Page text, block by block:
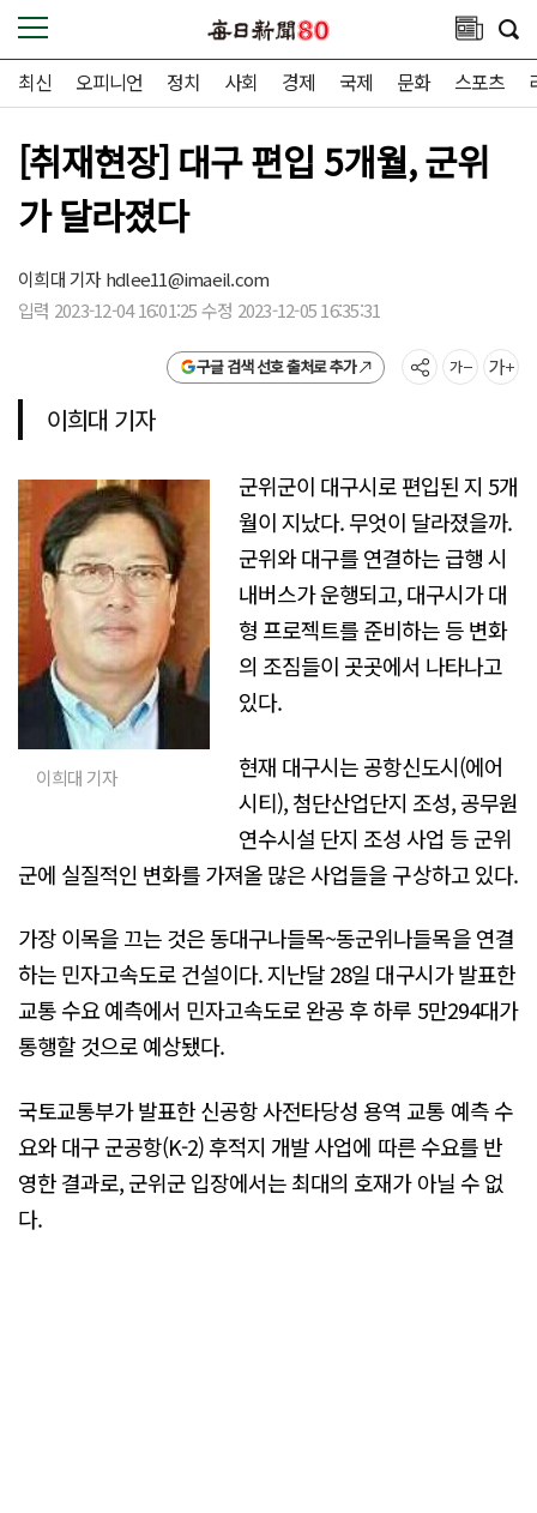
최신 오피니언 정치 사회 경제 국제 문화 스포츠
[취재현장] 대구 편입 5개월, 군위
가 달라졌다
이희대 기자hdlee11@imaeil.com
입력 2023-12-04 16:01:25 수정 2023-12-05 16:35:31
구글 검색 선호 출처로 추가
이희대 기자
이희대 기자
군위군이 대구시로 편입된 지 5개
월이 지났다. 무엇이 달라졌을까.
군위와 대구를 연결하는 급행 시
내버스가 운행되고, 대구시가 대
형 프로젝트를 준비하는 등 변화
의 조짐들이 곳곳에서 나타나고
있다.
현재 대구시는 공항신도시(에어
시티), 첨단산업단지 조성, 공무원
연수시설 단지 조성 사업 등 군위
군에 실질적인 변화를 가져올 많은 사업들을 구상하고 있다.
가장 이목을 끄는 것은 동대구나들목~동군위나들목을 연결
하는 민자고속도로 건설이다. 지난달 28일 대구시가 발표한
교통 수요 예측에서 민자고속도로 완공 후 하루 5만294대가
통행할 것으로 예상됐다.
국토교통부가 발표한 신공항 사전타당성 용역 교통 예측 수
요와 대구 군공항(K-2) 후적지 개발 사업에 따른 수요를 반
영한 결과로, 군위군 입장에서는 최대의 호재가 아닐 수 없
다.